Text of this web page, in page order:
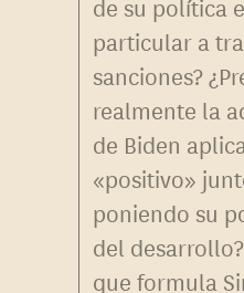
particular a
sanciones?
realmente la
de Biden
«positivo»
poniendo su
del
que formula